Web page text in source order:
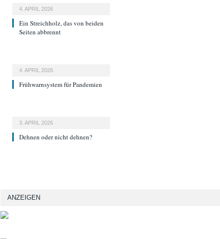
4. APRIL 2026
Ein Streichholz, das von beiden
Seiten abbrennt
4. APRIL 2026
Frühwarnsystem für Pandemien
3. APRIL 2026
Dehnen oder nicht dehnen?
ANZEIGEN